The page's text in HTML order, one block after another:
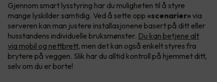
Gjennom smart lysstyring har du muligheten til å styre
mange lyskilder samtidig. Ved å sette opp «scenarier»via
serveren kan man justere installasjonene basert på ditt eller
husstandens individuelle bruksmønster. Du kan betjene alt
via mobil og nettbrett, men det kan også enkelt styres fra
brytere på veggen. Slik har du alltid kontroll på hjemmet ditt,
selv om du er borte!